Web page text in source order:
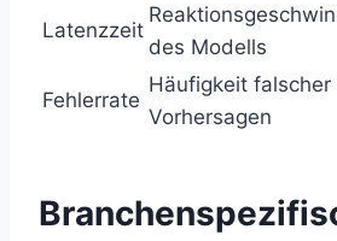
Latenzzeit
des Modells
Fehlerrate
Häufigkeit falscher
Vorhersagen